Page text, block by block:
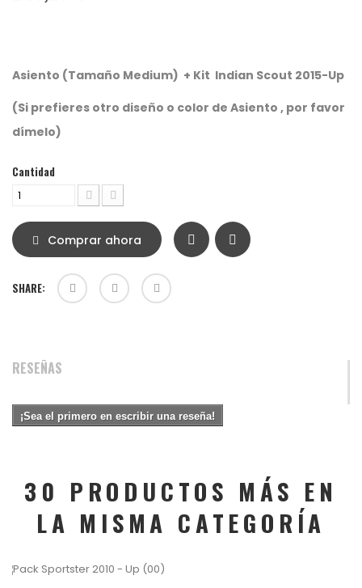
Asiento (Tamaño Medium) + Kit Indian Scout 2015-Up
(Si prefieres otro diseño o color de Asiento , por favor
dímelo)
Cantidad
Comprar ahora
SHARE:
RESEÑAS
¡Sea el primero en escribir una reseña!
30 PRODUCTOS MÁS EN
LA MISMA CATEGORÍA